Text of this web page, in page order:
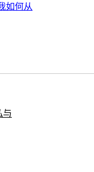
如何从
与